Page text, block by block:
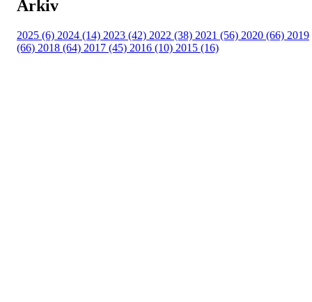
Arkiv
2025 (6) 2024 (14) 2023 (42) 2022 (38) 2021 (56) 2020 (66) 2019
(66) 2018 (64) 2017 (45) 2016 (10) 2015 (16)